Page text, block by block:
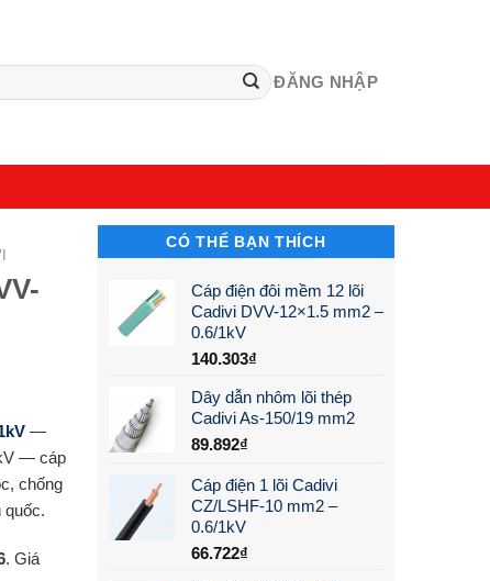
ĐĂNG NHẬP
CÓ THỂ BẠN THÍCH
Cáp điện đôi mềm 12 lõi
Cadivi DVV-12×1.5 mm2 –
0.6/1kV
140.303₫
Dây dẫn nhôm lõi thép
Cadivi As-150/19 mm2
89.892₫
Cáp điện 1 lõi Cadivi
CZ/LSHF-10 mm2 –
0.6/1kV
66.722₫
—
— cáp
chống
quốc.
. Giá